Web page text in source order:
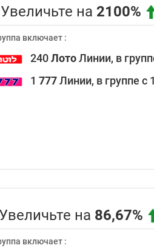
Увеличьте на 2100%
включает :
240ЛотоЛинии, в
1 777Линии, в группе с
Увеличьте на 86,67%
включает :